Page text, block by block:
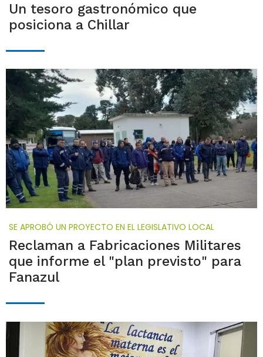
Un tesoro gastronómico que
posiciona a Chillar
SE APROBÓ UN PROYECTO EN EL LEGISLATIVO LOCAL
Reclaman a Fabricaciones Militares
que informe el "plan previsto" para
Fanazul